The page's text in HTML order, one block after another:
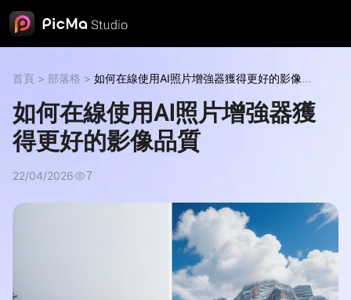
首頁 > 部落格 > 如何在線使用AI照片增強器獲得更好的影像品
如何在線使用AI照片增強器獲
得更好的影像品質
22/04/2026 7